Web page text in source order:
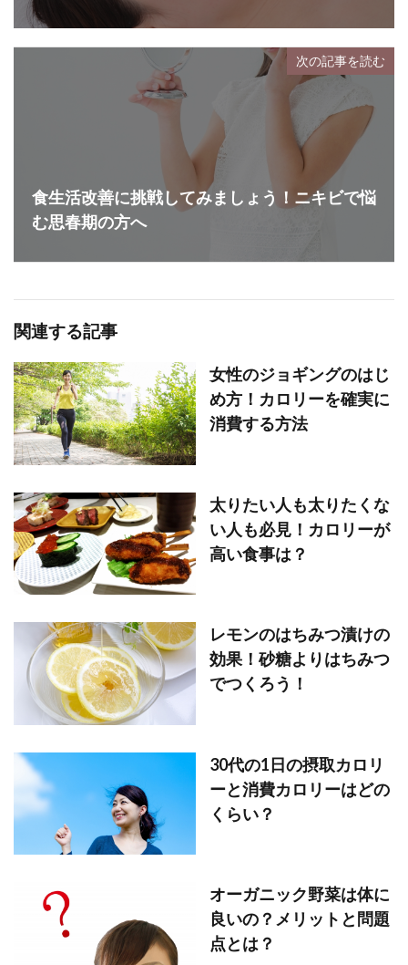
次の記事を読む
食生活改善に挑戦してみましょう！ニキビで悩
む思春期の方へ
関連する記事
女性のジョギングのはじ
め方！カロリーを確実に
消費する方法
太りたい人も太りたくな
い人も必見！カロリーが
高い食事は？
レモンのはちみつ漬けの
効果！砂糖よりはちみつ
でつくろう！
30代の1日の摂取カロリ
ーと消費カロリーはどの
くらい？
オーガニック野菜は体に
良いの？メリットと問題
点とは？